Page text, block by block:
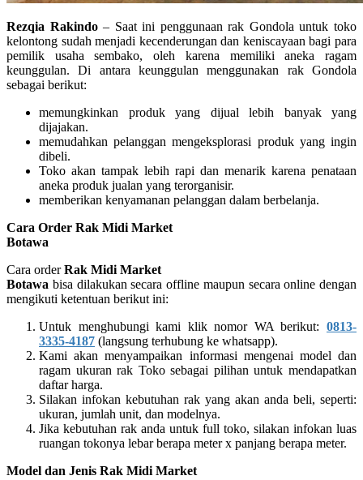
Rezqia Rakindo– Saat ini penggunaan rak Gondola untuk toko
kelontong sudah menjadi kecenderungan dan keniscayaan bagi para
pemilik usaha sembako, oleh karena memiliki aneka ragam
keunggulan. Di antara keunggulan menggunakan rak Gondola
sebagai berikut:
memungkinkan produk yang dijual lebih banyak yang
dijajakan.
memudahkan pelanggan mengeksplorasi produk yang ingin
dibeli.
Toko akan tampak lebih rapi dan menarik karena penataan
aneka produk jualan yang terorganisir.
memberikan kenyamanan pelanggan dalam berbelanja.
Cara Order Rak Midi Market
Botawa
Cara orderRak Midi Market
Botawa bisa dilakukan secara offline maupun secara online dengan
mengikuti ketentuan berikut ini:
Untuk menghubungi kami klik nomor WA berikut: 0813-
3335-4187 (langsung terhubung ke whatsapp).
Kami akan menyampaikan informasi mengenai model dan
ragam ukuran rak Toko sebagai pilihan untuk mendapatkan
daftar harga.
Silakan infokan kebutuhan rak yang akan anda beli, seperti:
ukuran, jumlah unit, dan modelnya.
Jika kebutuhan rak anda untuk full toko, silakan infokan luas
ruangan tokonya lebar berapa meter x panjang berapa meter.
Model dan Jenis Rak Midi Market